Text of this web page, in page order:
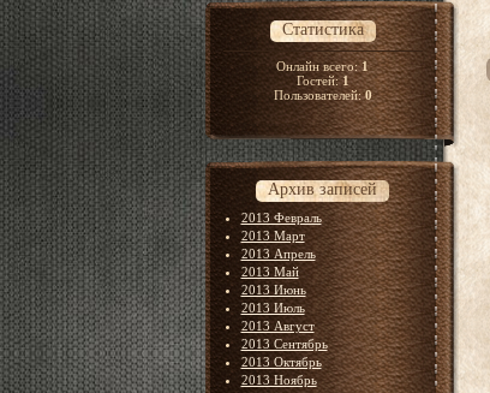
Статистика
Онлайн всего:1
Гостей:1
Пользователей:0
Архив записей
2013 Февраль
2013 Март
2013 Апрель
2013 Май
2013 Июнь
2013 Июль
2013 Август
2013 Сентябрь
2013 Октябрь
2013 Ноябрь